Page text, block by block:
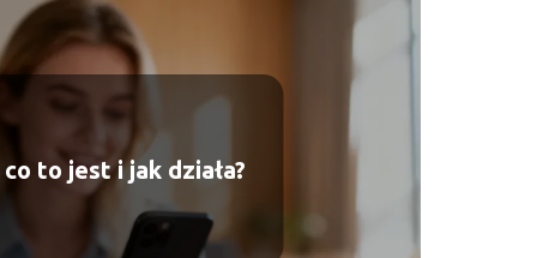
co to jest i jak działa?